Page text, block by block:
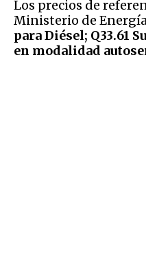
Los precios de
Ministerio de
para Diésel; Q33.61
en modalidad